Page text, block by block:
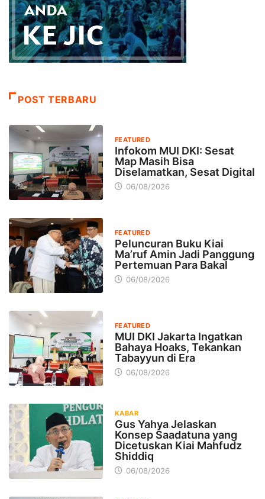
POST TERBARU
FEATURED
Infokom MUI DKI: Sesat
Map Masih Bisa
Diselamatkan, Sesat Digital
06/08/2026
FEATURED
Peluncuran Buku Kiai
Ma’ruf Amin Jadi Panggung
Pertemuan Para Bakal
06/08/2026
FEATURED
MUI DKI Jakarta Ingatkan
Bahaya Hoaks, Tekankan
Tabayyun di Era
06/08/2026
KABAR
Gus Yahya Jelaskan
Konsep Saadatuna yang
Dicetuskan Kiai Mahfudz
Shiddiq
06/08/2026